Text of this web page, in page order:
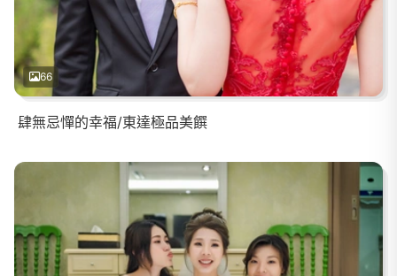
66
肆無忌憚的幸福/東達極品美饌